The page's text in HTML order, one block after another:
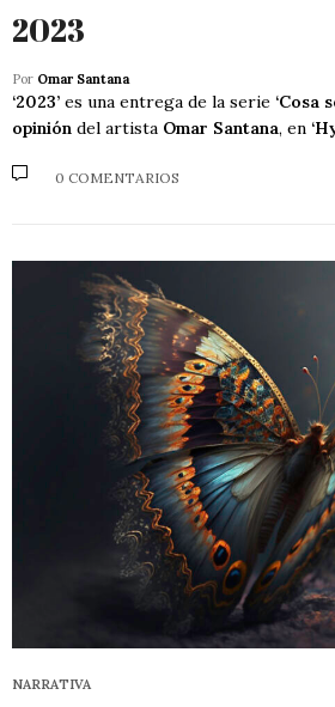
2023
Por Omar Santana
‘2023’ es una entrega de la serie ‘Cosa
opinión del artista Omar Santana, en
0 COMENTARIOS
NARRATIVA